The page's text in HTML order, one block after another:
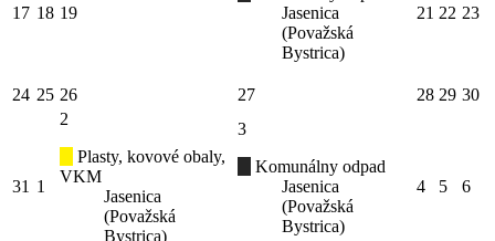
17 18 19
Jasenica
(Považská
Bystrica)
21 22 23
24 25 26 27 28 29 30
31 1
2
Plasty, kovové obaly,
VKM
Jasenica
(Považská
Bystrica)
3
Komunálny odpad
Jasenica
(Považská
Bystrica)
4 5 6